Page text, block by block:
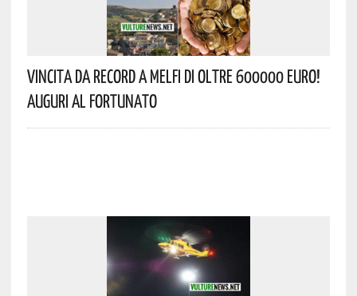
Vincita Da Record A Melfi Di Oltre 600000 Euro!
Auguri Al Fortunato